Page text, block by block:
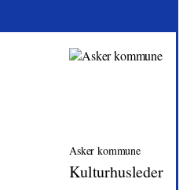
Asker kommune
Kulturhusleder